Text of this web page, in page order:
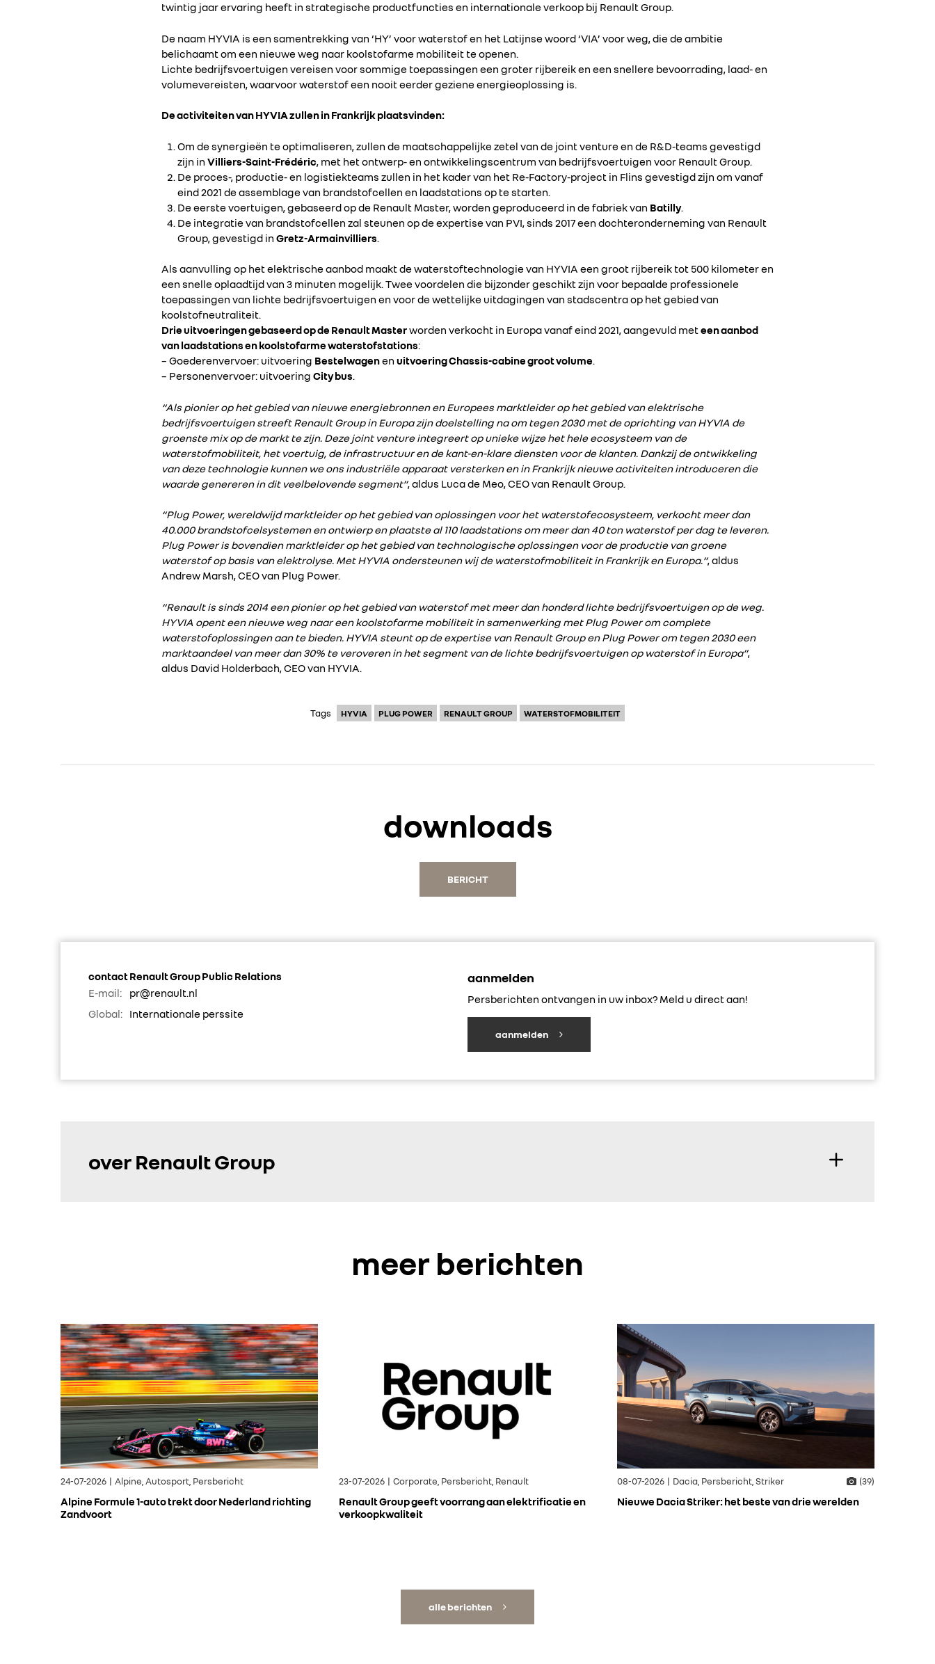
twintig jaar ervaring heeft in strategische productfuncties en internationale verkoop bij Renault Group.
De naam HYVIA is een samentrekking van ‘HY’ voor waterstof en het Latijnse woord ‘VIA’ voor weg, die de ambitie
belichaamt om een nieuwe weg naar koolstofarme mobiliteit te openen.
Lichte bedrijfsvoertuigen vereisen voor sommige toepassingen een groter rijbereik en een snellere bevoorrading, laad- en
volumevereisten, waarvoor waterstof een nooit eerder geziene energieoplossing is.
De activiteiten van HYVIA zullen in Frankrijk plaatsvinden:
Om de synergieën te optimaliseren, zullen de maatschappelijke zetel van de joint venture en de R&D-teams gevestigd
zijn in Villiers-Saint-Frédéric , met het ontwerp- en ontwikkelingscentrum van bedrijfsvoertuigen voor Renault Group.
De proces-, productie- en logistiekteams zullen in het kader van het Re-Factory-project in Flins gevestigd zijn om vanaf
eind 2021 de assemblage van brandstofcellen en laadstations op te starten.
De eerste voertuigen, gebaseerd op de Renault Master, worden geproduceerd in de fabriek van Batilly.
De integratie van brandstofcellen zal steunen op de expertise van PVI, sinds 2017 een dochteronderneming van Renault
Group, gevestigd in Gretz-Armainvilliers
Als aanvulling op het elektrische aanbod maakt de waterstoftechnologie van HYVIA een groot rijbereik tot 500 kilometer en
een snelle oplaadtijd van 3 minuten mogelijk. Twee voordelen die bijzonder geschikt zijn voor bepaalde professionele
toepassingen van lichte bedrijfsvoertuigen en voor de wettelijke uitdagingen van stadscentra op het gebied van
koolstofneutraliteit.
Drie uitvoeringen gebaseerd op de Renault Masterworden verkocht in Europa vanaf eind 2021, aangevuld meteen aanbod
van laadstations en koolstofarme waterstofstations:
– Goederenvervoer: uitvoering Bestelwagenen uitvoering Chassis-cabine groot volume.
– Personenvervoer: uitvoering City bus.
“Als pionier op het gebied van nieuwe energiebronnen en Europees marktleider op het gebied van elektrische
bedrijfsvoertuigen streeft Renault Group in Europa zijn doelstelling na om tegen 2030 met de oprichting van HYVIA de
groenste mix op de markt te zijn. Deze joint venture integreert op unieke wijze het hele ecosysteem van de
waterstofmobiliteit, het voertuig, de infrastructuur en de kant-en-klare diensten voor de klanten. Dankzij de ontwikkeling
van deze technologie kunnen we ons industriële apparaat versterken en in Frankrijk nieuwe activiteiten introduceren die
waarde genereren in dit veelbelovende segment”, aldus Luca de Meo, CEO van Renault Group.
“Plug Power, wereldwijd marktleider op het gebied van oplossingen voor het waterstofecosysteem, verkocht meer dan
40.000 brandstofcelsystemen en ontwierp en plaatste al 110 laadstations om meer dan 40 ton waterstof per dag te leveren.
Plug Power is bovendien marktleider op het gebied van technologische oplossingen voor de productie van groene
waterstof op basis van elektrolyse. Met HYVIA ondersteunen wij de waterstofmobiliteit in Frankrijk en Europa.”, aldus
Andrew Marsh, CEO van Plug Power.
“Renault is sinds 2014 een pionier op het gebied van waterstof met meer dan honderd lichte bedrijfsvoertuigen op de weg.
HYVIA opent een nieuwe weg naar een koolstofarme mobiliteit in samenwerking met Plug Power om complete
waterstofoplossingen aan te bieden. HYVIA steunt op de expertise van Renault Group en Plug Power om tegen 2030 een
marktaandeel van meer dan 30% te veroveren in het segment van de lichte bedrijfsvoertuigen op waterstof in Europa”,
aldus David Holderbach, CEO van HYVIA.
Tags HYVIA PLUG POWER RENAULT GROUP WATERSTOFMOBILITEIT
downloads
BERICHT
contact Renault Group Public Relations
E-mail:
pr@renault.nl
Global:
Internationale perssite
aanmelden
Persberichten ontvangen in uw inbox? Meld u direct aan!
aanmelden
over Renault Group
meer berichten
24-07-2026 | Alpine, Autosport, Persbericht
Alpine Formule 1-auto trekt door Nederland richting
Zandvoort
23-07-2026 | Corporate, Persbericht, Renault
Renault Group geeft voorrang aan elektrificatie en
verkoopkwaliteit
08-07-2026 | Dacia, Persbericht, Striker (39)
Nieuwe Dacia Striker: het beste van drie werelden
alle berichten